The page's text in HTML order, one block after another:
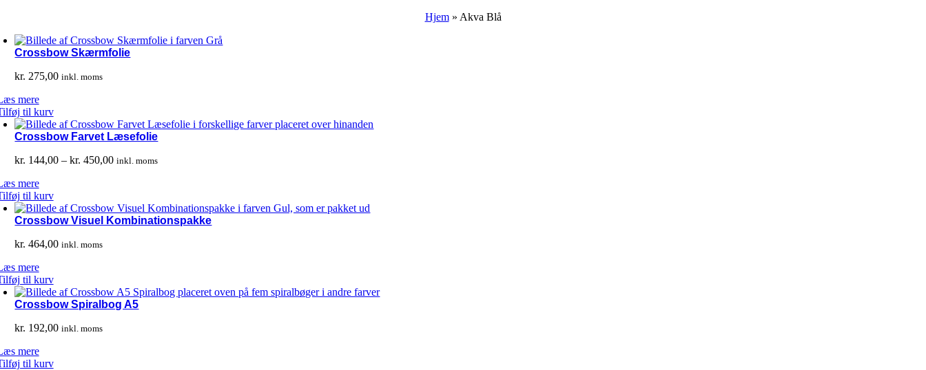
Hjem» Akva Blå
Crossbow Skærmfolie
kr. 275,00 inkl. moms
mere
til kurv
Crossbow Farvet Læsefolie
kr. 144,00 – kr. 450,00Prisinterval:
inkl. moms
mere
til kurv
Crossbow Visuel Kombinationspakke
kr. 464,00 inkl. moms
mere
til kurv
Crossbow Spiralbog A5
kr. 192,00 inkl. moms
mere
til kurv